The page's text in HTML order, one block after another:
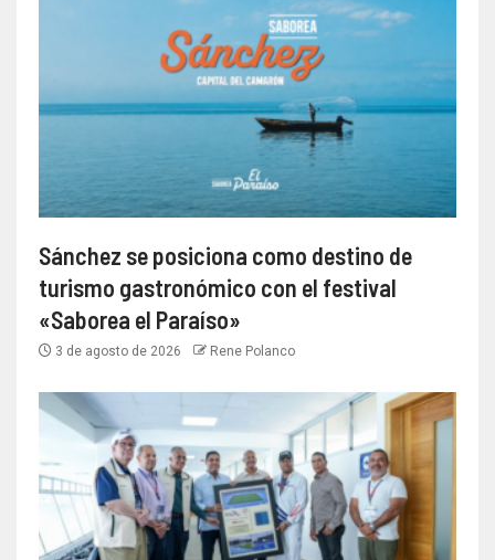
Sánchez se posiciona como destino de
turismo gastronómico con el festival
«Saborea el Paraíso»
3 de agosto de 2026 Rene Polanco